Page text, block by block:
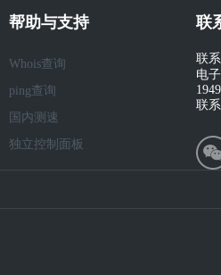
帮助与支持
Whois查询
ping查询
国内测速
独立控制面板
联
联
电
联